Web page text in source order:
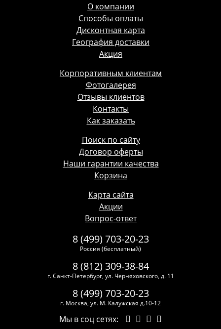
О компании
Способы оплаты
Дисконтная карта
География доставки
Акция
Корпоративным клиентам
Фотогалерея
Отзывы клиентов
Контакты
Как заказать
Поиск по сайту
Договор оферты
Наши гарантии качества
Корзина
Карта сайта
Акции
Вопрос-ответ
8 (499) 703-20-23
Россия (бесплатный)
8 (812) 309-38-84
г. Санкт-Петербург, ул. Черняховского, д. 11
8 (499) 703-20-23
г. Москва, ул. М. Калужская д.10-12
Мы в соц сетях: